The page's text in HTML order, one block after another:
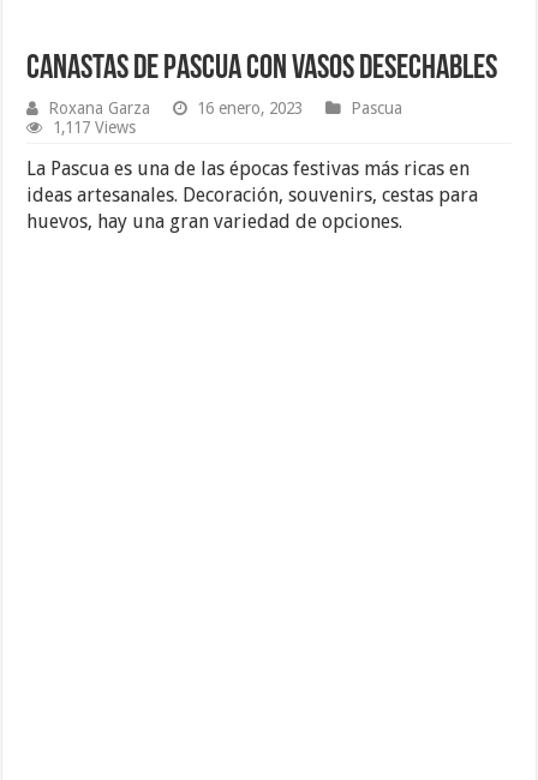
Canastas de Pascua con vasos desechables
Roxana Garza 16 enero, 2023
Pascua
1,117 Views
La Pascua es una de las épocas festivas más ricas en
ideas artesanales. Decoración, souvenirs, cestas para
huevos, hay una gran variedad de opciones.